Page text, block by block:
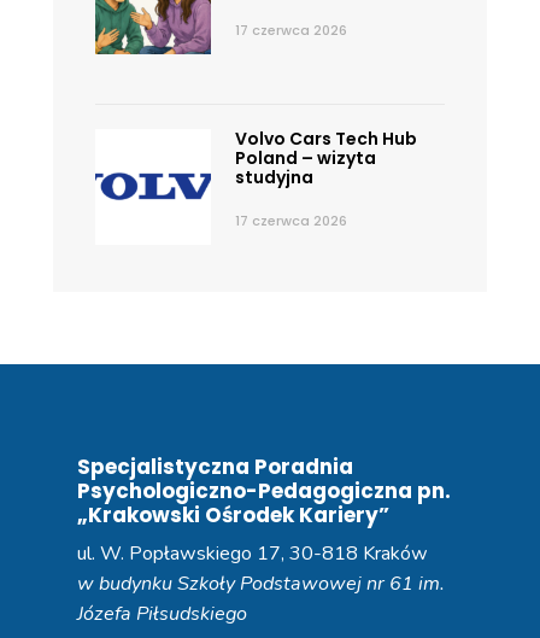
17 czerwca 2026
Volvo Cars Tech Hub
Poland – wizyta
studyjna
17 czerwca 2026
Specjalistyczna Poradnia
Psychologiczno-Pedagogiczna pn.
„Krakowski Ośrodek Kariery”
ul. W. Popławskiego 17, 30-818 Kraków
w budynku Szkoły Podstawowej nr 61 im.
Józefa Piłsudskiego